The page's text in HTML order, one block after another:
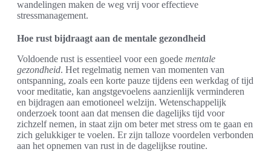
wandelingen maken de weg vrij voor effectieve
stressmanagement.
Hoe rust bijdraagt aan de mentale gezondheid
Voldoende rust is essentieel voor een goede mentale
gezondheid. Het regelmatig nemen van momenten van
ontspanning, zoals een korte pauze tijdens een werkdag of tijd
voor meditatie, kan angstgevoelens aanzienlijk verminderen
en bijdragen aan emotioneel welzijn. Wetenschappelijk
onderzoek toont aan dat mensen die dagelijks tijd voor
zichzelf nemen, in staat zijn om beter met stress om te gaan en
zich gelukkiger te voelen. Er zijn talloze voordelen verbonden
aan het opnemen van rust in de dagelijkse routine.